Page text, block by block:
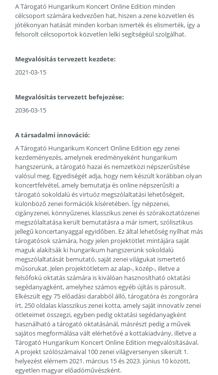
A Tárogató Hungarikum Koncert Online Edition minden
célcsoport számára kedvezően hat, hiszen a zene közvetlen és
jótékonyan hatását minden korban ismerték és elismerték, így a
felsorolt célcsoportok közvetlen lelki segítségéül szolgálhat.
Megvalósítás tervezett kezdete:
2021-03-15
Megvalósítás tervezett befejezése:
2036-03-15
A társadalmi innováció:
A Tárogató Hungarikum Koncert Online Edition egy zenei
kezdeményezés, amelynek eredményeként hungarikum
hangszerünk, a tárogató hazai és nemzetközi népszerűsítése
valósul meg. Egyediségét adja, hogy nem készült korábban olyan
koncertfelvétel, amely bemutatja és online népszerűsíti a
tárogató sokoldalú és virtuóz megszólaltatási lehetőségeit,
különböző zenei formációk kíséretében. Így népzenei,
cigányzenei, könnyűzenei, klasszikus zenei és szórakoztatózenei
megszólaltatása került bemutatásra a már ismert, szólisztikus
jellegű koncertanyaggal egyidőben. Ez által lehetőség nyílhat más
tárogatósok számára, hogy jelen projektötlet mintájára saját
maguk alakítsák ki hungarikum hangszerünk sokoldalú
megszólaltatását bemutató, saját zenei világukat ismertető
műsorukat. Jelen projektötletem az alap-, közép-, illetve a
felsőfokú oktatás számára is kiválóan hasznosítható oktatási
segédanyagként, amelyhez számos egyéb újítás is párosult.
Elkészült egy 75 előadási darabból álló, tárogatóra és zongorára
írt, 250 oldalas klasszikus zenei kotta, amely saját innovatív zenei
ötleteimet összegzi, egyben pedig oktatási segédanyagként
használható a tárogató oktatásánál, másrészt pedig a művek
sajátos megformálása vált elérhetővé a kottakiadvány, illetve a
Tárogató Hungarikum Koncert Online Edition megvalósításával.
A projekt szólószámaival 100 zenei világversenyen sikerült 1.
helyezést elérnem 2021. március 15 és 2023. június 10 között,
egyetlen magyar előadóművészként.